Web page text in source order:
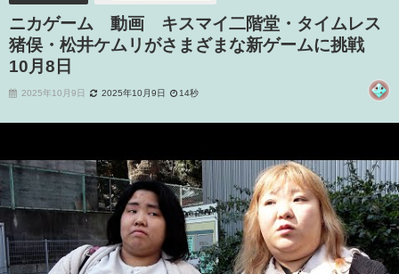
ニカゲーム 動画 キスマイ二階堂・タイムレス
猪俣・松井ケムリがさまざまな新ゲームに挑戦
10月8日
2025年10月9日 2025年10月9日 14秒